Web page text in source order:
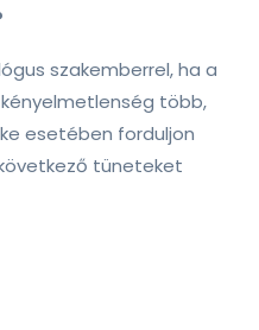
szakemberrel, ha a
több,
esetében forduljon
tüneteket